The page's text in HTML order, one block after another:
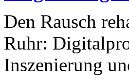
Den Rausch
Ruhr:
Inszenierung